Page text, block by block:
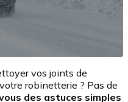
vos joints de
robinetterie ? Pas de
des astuces simples